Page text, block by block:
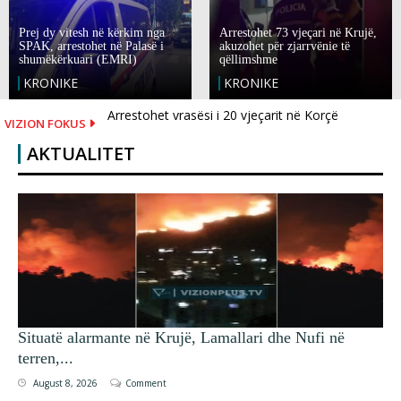
KRONIKE
Prej dy vitesh në kërkim nga
SPAK, arrestohet në Palasë i
shumëkërkuari (EMRI)
KRONIKE
Arrestohet 73 vjeçari në Krujë,
akuzohet për zjarrvënie të
qëllimshme
VIZION FOKUS Arrestohet vrasësi i 20 vjeçarit në Korçë
AKTUALITET
Situatë alarmante në Krujë, Lamallari dhe Nufi në
terren,...
August 8, 2026 Comment